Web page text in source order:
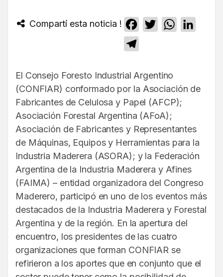
Compartí esta noticia ! Facebook
TwitterWhatsApp
El Consejo Foresto Industrial Argentino
(CONFIAR) conformado por la Asociación de
Fabricantes de Celulosa y Papel (AFCP);
Asociación Forestal Argentina (AFoA);
Asociación de Fabricantes y Representantes
de Máquinas, Equipos y Herramientas para la
Industria Maderera (ASORA); y la Federación
Argentina de la Industria Maderera y Afines
(FAIMA) – entidad organizadora del Congreso
Maderero, participó en uno de los eventos más
destacados de la Industria Maderera y Forestal
Argentina y de la región. En la apertura del
encuentro, los presidentes de las cuatro
organizaciones que forman CONFIAR se
refirieron a los aportes que en conjunto que el